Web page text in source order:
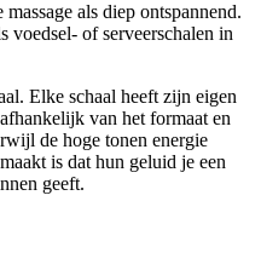
als diep ontspannend.
voedsel- of serveerschalen in
Elke schaal heeft zijn eigen
van het formaat en
de hoge tonen energie
is dat hun geluid je een
geeft.